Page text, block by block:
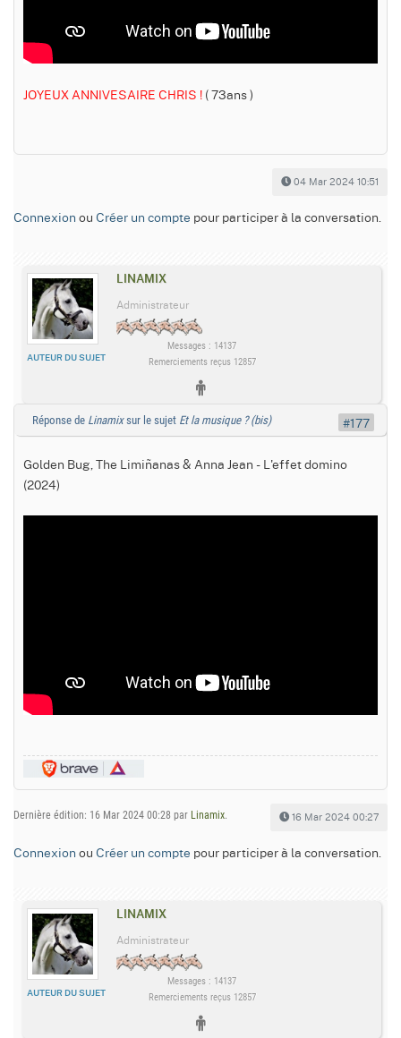
JOYEUX ANNIVESAIRE CHRIS ! ( 73ans )
04 Mar 2024 10:51
Connexion ou Créer un compte pour participer à la conversation.
LINAMIX
AUTEUR DU SUJET
Administrateur
Messages : 14137
Remerciements reçus 12857
Réponse de Linamixsur le sujet Et la musique ? (bis)
Golden Bug, The Limiñanas & Anna Jean - L'effet domino
(2024)
Dernière édition: 16 Mar 2024 00:28 par Linamix. 16 Mar 2024 00:27
#177
Connexion ou Créer un compte pour participer à la conversation.
LINAMIX
AUTEUR DU SUJET
Administrateur
Messages : 14137
Remerciements reçus 12857